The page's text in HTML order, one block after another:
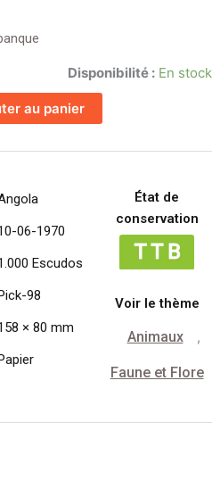
Disponibilité : En stock
au panier
06-1970
Escudos
98
× 80 mm
État de
conservation
Voir le thème
Animaux ,
Faune et Flore